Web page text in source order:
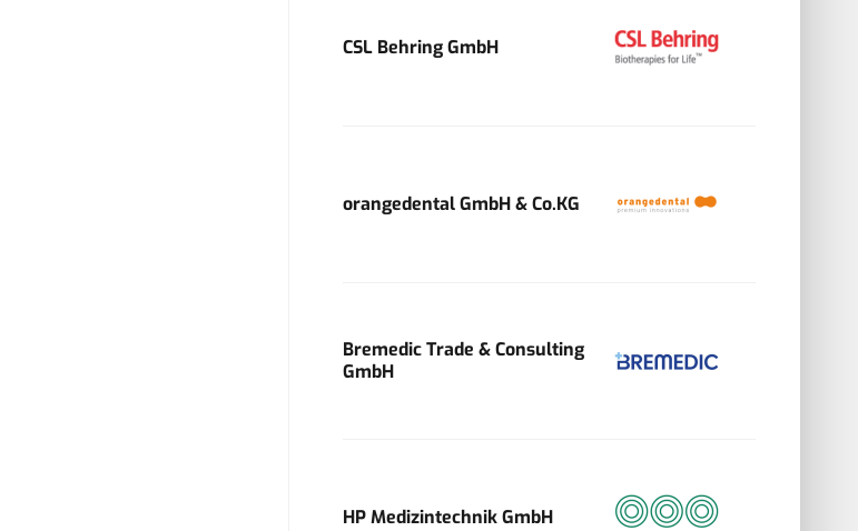
CSL Behring GmbH
orangedental GmbH & Co.KG
Bremedic Trade & Consulting
GmbH
HP Medizintechnik GmbH